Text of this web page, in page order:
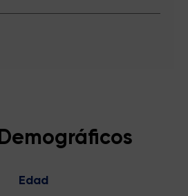
Edad